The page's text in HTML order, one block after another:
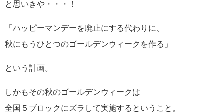
と思いきや・・・！
「ハッピーマンデーを廃止にする代わりに、
秋にもうひとつのゴールデンウィークを作る」
という計画。
しかもその秋のゴールデンウィークは
全国５ブロックにズラして実施するということ。